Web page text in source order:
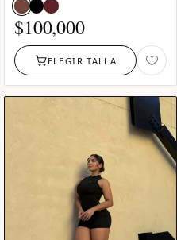
$100,000
ELEGIR TALLA